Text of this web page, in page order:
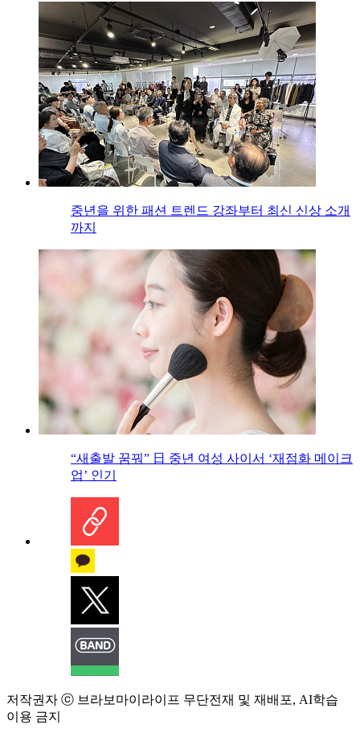
중년을 위한 패션 트렌드 강좌부터 최신 신상 소개
까지
“새출발 꿈꿔” 日 중년 여성 사이서 ‘재점화 메이크
업’ 인기
저작권자 ⓒ 브라보마이라이프 무단전재 및 재배포, AI학습
이용 금지